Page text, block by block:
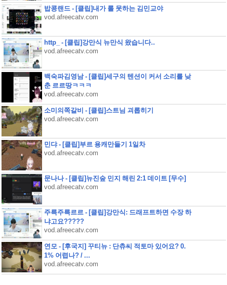
밥콩랜드 - [클립]내가 롤 못하는 김민교야
vod.afreecatv.com
http_ - [클립]강만식 뉴만식 왔습니다..
vod.afreecatv.com
백숙파김영남 - [클립]세구의 텐션이 커서 소리를 낮
춘 르르땅ㅋㅋㅋ
vod.afreecatv.com
소미의쪽갈비 - [클립]스트님 괴롭히기
vod.afreecatv.com
민댜 - [클립]부르 용캐만들기 1일차
vod.afreecatv.com
문나나 - [클립]뉴진숲 민지 해린 2:1 데이트 [무수]
vod.afreecatv.com
주륵주륵르르 - [클립]강만식: 드래프트하면 수장 하
냐고요?????
vod.afreecatv.com
연모 - [후국지] 꾸티뉴 : 단츄씨 적토마 있어요? 0.
1% 어렵나? / ...
vod.afreecatv.com